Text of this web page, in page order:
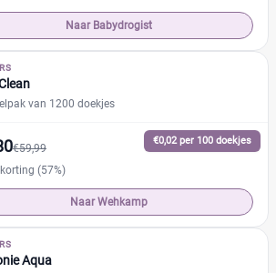
Naar Babydrogist
van 1200 doekjes
€0,02 per 100 doekjes
€59,99
(57%)
Naar Wehkamp
Aqua